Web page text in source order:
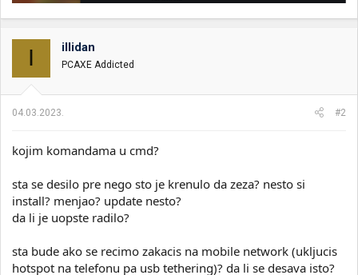
I illidan
PCAXE Addicted
04.03.2023. #2
kojim komandama u cmd?
sta se desilo pre nego sto je krenulo da zeza? nesto si
install? menjao? update nesto?
da li je uopste radilo?
sta bude ako se recimo zakacis na mobile network (ukljucis
hotspot na telefonu pa usb tethering)? da li se desava isto?